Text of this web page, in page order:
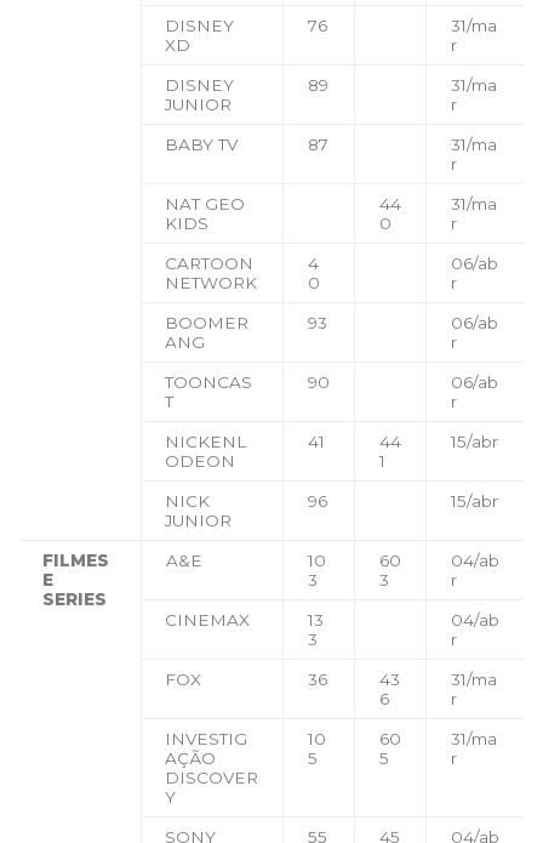
DISNEY
XD
76
31/ma
r
DISNEY
JUNIOR
89
31/ma
r
BABY TV 87
31/ma
r
NAT GEO
KIDS
44
0
31/ma
r
CARTOON
NETWORK
4
0
06/ab
r
BOOMER
ANG
93
06/ab
r
TOONCAS
T
90
06/ab
r
NICKENL
ODEON
41
44
1
15/abr
NICK
JUNIOR
96 15/abr
FILMES
E
SERIES
A&E
10
3
60
3
04/ab
r
CINEMAX
13
3
04/ab
r
FOX 36
43
6
31/ma
r
INVESTIG
AÇÃO
DISCOVER
Y
10
5
60
5
31/ma
r
SONY 55
45
04/ab